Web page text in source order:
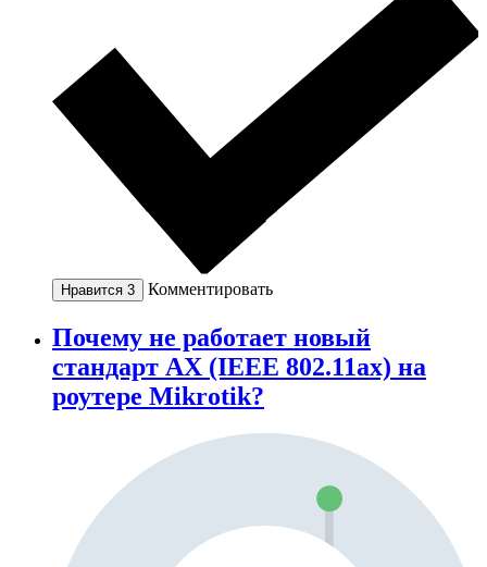
Нравится 3 Комментировать
Почему не работает новый
стандарт AX (IEEE 802.11ax) на
роутере Mikrotik?